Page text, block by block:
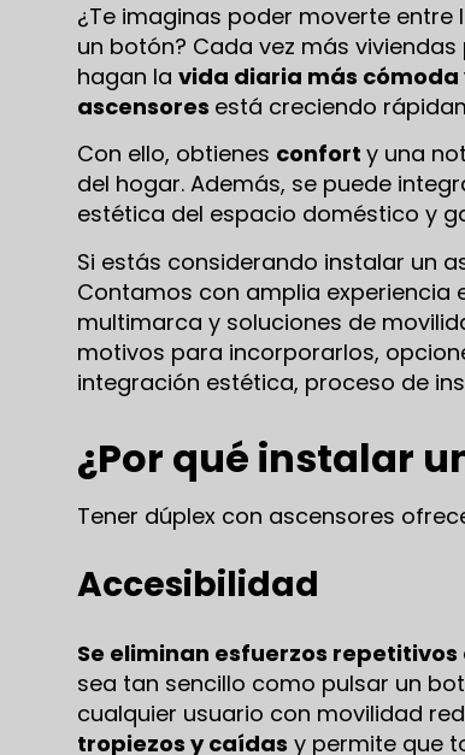
¿Te imaginas poder moverte
un botón? Cada vez más
hagan la vida diaria más cómoda
ascensores está creciendo
Con ello, obtienes confort y una
del hogar. Además, se puede
estética del espacio doméstico y
Si estás considerando instalar un
Contamos con amplia experiencia
multimarca y soluciones de
motivos para incorporarlos,
integración estética, proceso de
¿Por qué instalar
Tener dúplex con ascensores
Accesibilidad
Se eliminan esfuerzos repetitivos
sea tan sencillo como pulsar un
cualquier usuario con movilidad
tropiezos y caídas y permite que